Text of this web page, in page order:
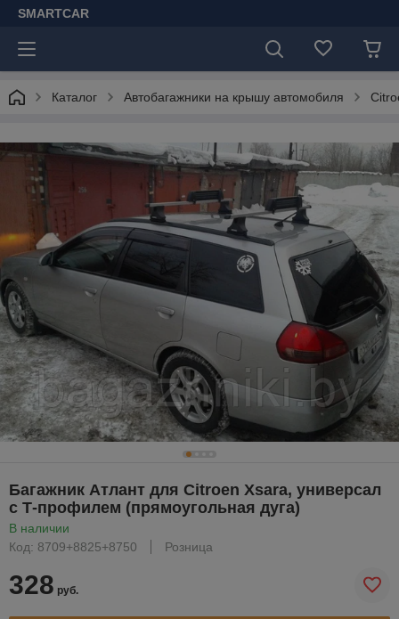
SMARTCAR
Каталог Автобагажники на крышу автомобиля
Багажник Атлант для Citroen Xsara, универсал
с Т-профилем (прямоугольная дуга)
В наличии
Код: 8709+8825+8750
Розница
328 руб.